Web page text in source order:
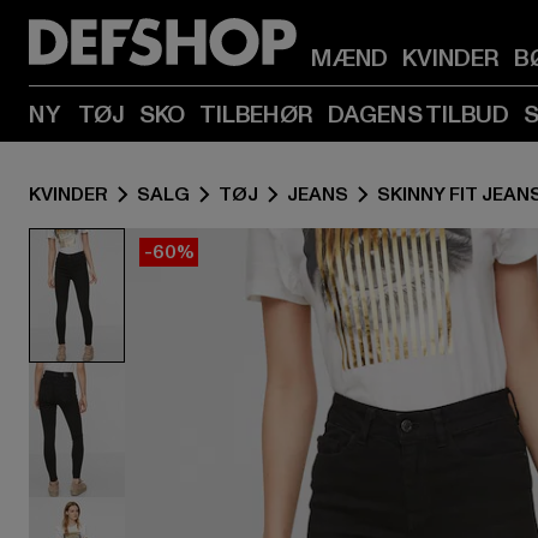
MÆND KVINDER
NY TØJ SKO TILBEHØR DAGENS TILBUD
KVINDER SALG TØJ JEANS SKINNY FIT
-60%